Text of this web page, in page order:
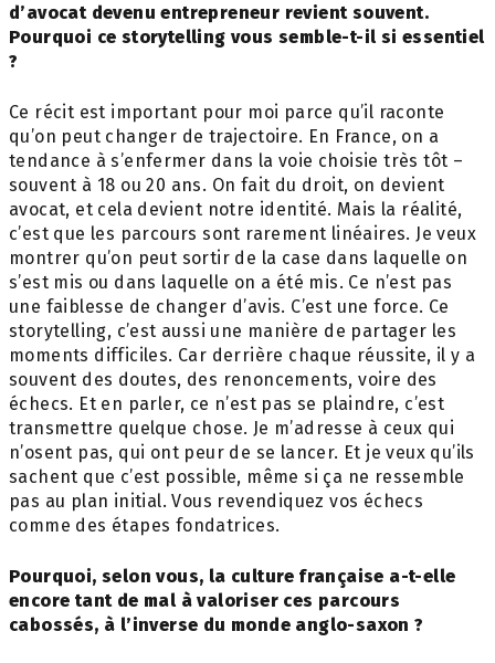
d’avocat devenuentrepreneur revient souvent.
Pourquoi ce storytelling vous semble-t-il si essentiel
?
Ce récit est important pour moi parce qu’il raconte
qu’on peut changer de trajectoire. En France, on a
tendance à s’enfermer dans la voie choisie très tôt –
souvent à 18 ou 20 ans. On fait du droit, on devient
avocat, et cela devient notre identité. Mais la réalité,
c’est que les parcours sont rarement linéaires. Je veux
montrer qu’on peut sortir de la case dans laquelle on
s’est mis ou dans laquelle on a été mis. Ce n’est pas
une faiblesse de changer d’avis. C’est une force. Ce
storytelling, c’est aussi une manière de partager les
moments difficiles. Car derrière chaque réussite, il y a
souvent des doutes, des renoncements, voire des
échecs. Et en parler, ce n’est pas se plaindre, c’est
transmettre quelque chose. Je m’adresse à ceux qui
n’osent pas, qui ont peur de se lancer. Et je veux qu’ils
sachent que c’est possible, même si ça ne ressemble
pas au plan initial. Vous revendiquez vos échecs
comme des étapes fondatrices.
Pourquoi, selon vous, la culture française a-t-elle
encore tant de mal à valoriser ces parcours
cabossés, à l’inverse du monde anglo-saxon ?